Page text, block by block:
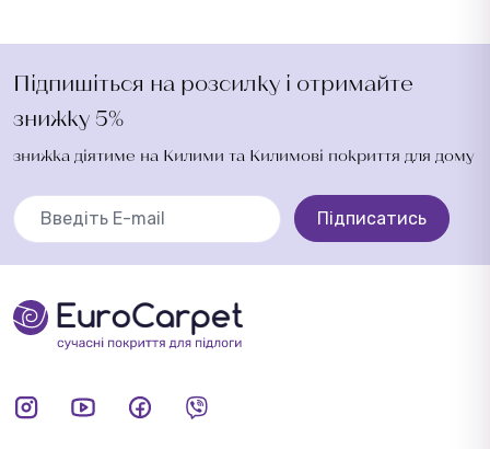
Підпишіться на розсилку і отримайте
знижку 5%
знижка діятиме на Килими та Килимові покриття для дому
Підписатись